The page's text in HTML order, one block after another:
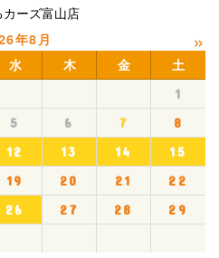
カーズ富山店
年8月 »
水 木 金 土
1
5 6 7
8
12 13 14
15
19 20 21
22
26 27 28
29